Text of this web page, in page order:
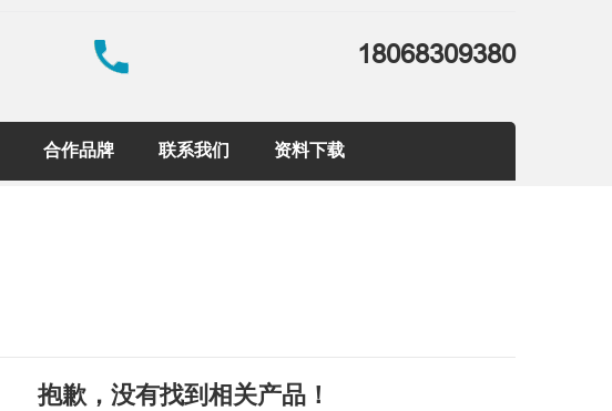
18068309380
合作品牌 联系我们 资料下载
抱歉，没有找到相关产品！